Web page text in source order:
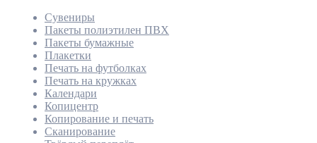
Сувениры
Пакеты полиэтилен ПВХ
Пакеты бумажные
Плакетки
Печать на футболках
Печать на кружках
Календари
Копицентр
Копирование и печать
Сканирование